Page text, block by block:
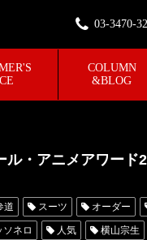
03-3470-
COLUMN
&BLOG
・アニメアワード
道 スーツ オーダー
ソネロ 人気 横山宗生